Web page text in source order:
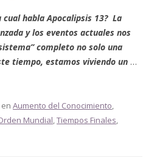
habla Apocalipsis 13? La
y los eventos actuales nos
completo no solo una
tiempo, estamos viviendo un …
Aumento del Conocimiento,
Mundial,Tiempos Finales,